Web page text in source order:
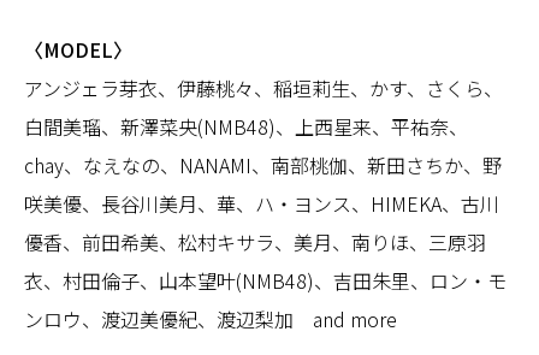
〈MODEL〉
アンジェラ芽衣、伊藤桃々、稲垣莉生、かす、さくら、
白間美瑠、新澤菜央(NMB48)、上西星来、平祐奈、
chay、なえなの、NANAMI、南部桃伽、新田さちか、野
咲美優、長谷川美月、華、ハ・ヨンス、HIMEKA、古川
優香、前田希美、松村キサラ、美月、南りほ、三原羽
衣、村田倫子、山本望叶(NMB48)、吉田朱里、ロン・モ
ンロウ、渡辺美優紀、渡辺梨加 and more